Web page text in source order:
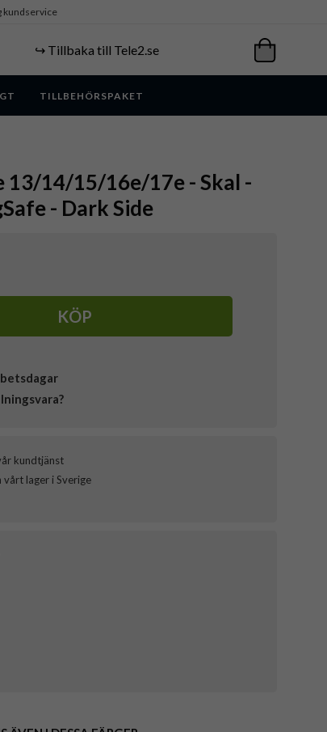
kundservice
↪️ Tillbaka till Tele2.se
TILLBEHÖRSPAKET
13/14/15/16e/17e - Skal -
- Dark Side
KÖP
kundtjänst
vårt lager i Sverige